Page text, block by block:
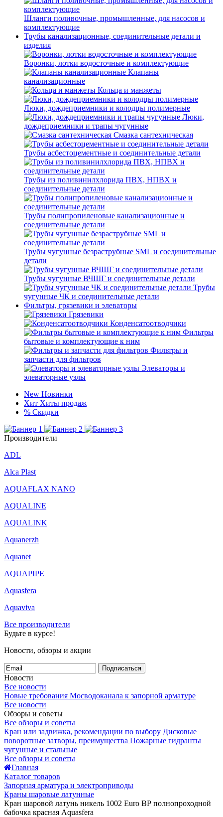
Шланги поливочные, промышленные, для насосов и
комплектующие
Трубы канализационные, соединительные детали и
изделия
Воронки, лотки водосточные и комплектующие
Клапаны
канализационные
Кольца и манжеты
Люки, дождеприемники и колодцы полимерные
Люки,
дождеприемники и трапы чугунные
Смазка сантехническая
Трубы асбестоцементные и соединительные детали
Трубы из поливинилхлорида ПВХ, НПВХ и
соединительные детали
Трубы полипропиленовые канализационные и
соединительные детали
Трубы чугунные безраструбные SML и соединительные
детали
Трубы чугунные ВЧШГ и соединительные детали
Трубы
чугунные ЧК и соединительные детали
Фильтры, грязевики и элеваторы
Грязевики
Конденсатоотводчики
Фильтры
бытовые и комплектующие к ним
Фильтры и
запчасти для фильтров
Элеваторы и
элеваторные узлы
New Новинки
Хит Хиты продаж
% Скидки
Производители
ADL
Alca Plast
AQUAFLAX NANO
AQUALINE
AQUALINK
Aquanerzh
Aquanet
AQUAPIPE
Aquasfera
Aquaviva
Все производители
Будьте в курсе!
Новости, обзоры и акции
Подписаться
Новости
Все новости
Новые требования Мосводоканала к запорной арматуре
Все новости
Обзоры и советы
Все обзоры и советы
Кран или задвижка, рекомендации по выбору Дисковые
поворотные затворы, преимущества Пожарные гидранты
чугунные и стальные
Все обзоры и советы
Главная
Каталог товаров
Запорная арматура и электроприводы
Краны шаровые латунные
Кран шаровой латунь никель 1002 Euro ВР полнопроходной
бабочка красная Aquasfera